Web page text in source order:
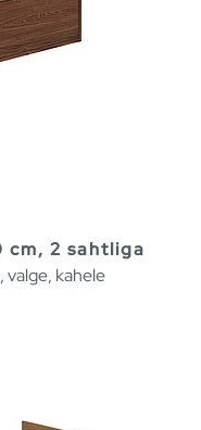
cm, 2 sahtliga
valge, kahele